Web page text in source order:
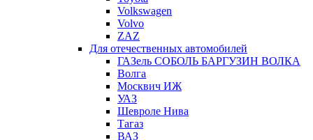
Volkswagen
Volvo
ZAZ
Для отечественных автомобилей
ГАЗель СОБОЛЬ БАРГУЗИН ВОЛКА
Волга
Москвич ИЖ
УАЗ
Шевроле Нива
Тагаз
ВАЗ